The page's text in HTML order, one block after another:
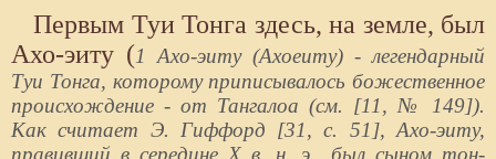
Первым Туи Тонга здесь, на земле, был
Ахо-эиту (1 Ахо-эиту (Ахоеиту) - легендарный
Туи Тонга, которому приписывалось божественное
происхождение - от Тангалоа (см. [11, № 149]).
Как считает Э. Гиффорд [31, с. 51], Ахо-эиту,
правивший в середине X в. н. э., был сыном тон-